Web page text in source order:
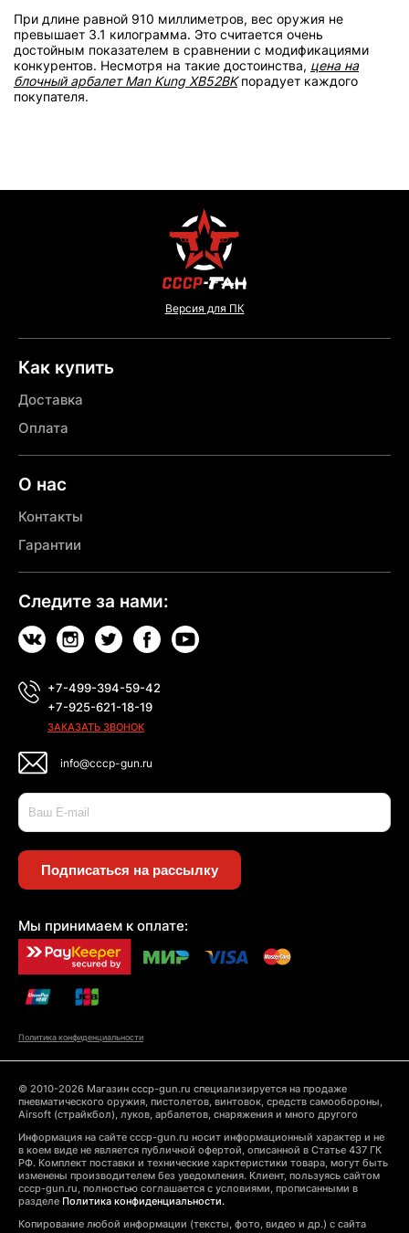
При длине равной 910 миллиметров, вес оружия не
превышает 3.1 килограмма. Это считается очень
достойным показателем в сравнении с модификациями
конкурентов. Несмотря на такие достоинства, цена на
блочный арбалет Man Kung XB52BKпорадует каждого
покупателя.
Версия для ПК
Как купить
Доставка
Оплата
О нас
Контакты
Гарантии
Следите за нами:
+7-499-394-59-42
+7-925-621-18-19
ЗАКАЗАТЬ ЗВОНОК
info@cccp-gun.ru
Подписаться на рассылку
Мы принимаем к оплате:
Политика конфиденциальности
© 2010-2026 Магазин cccp-gun.ru специализируется на продаже
пневматического оружия, пистолетов, винтовок, средств самообороны,
Airsoft (страйкбол), луков, арбалетов, снаряжения и много другого
Информация на сайте cccp-gun.ru носит информационный характер и не
в коем виде не является публичной офертой, описанной в Статье 437 ГК
РФ. Комплект поставки и технические харктеристики товара, могут быть
изменены производителем без уведомления. Клиент, пользуясь сайтом
cccp-gun.ru, полностью соглашается с условиями, прописанными в
разделе Политика конфиденциальности.
Копирование любой информации (тексты, фото, видео и др.) с сайта